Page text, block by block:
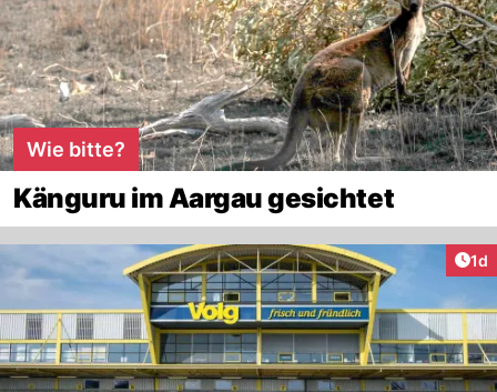
Wie bitte?
Känguru im Aargau gesichtet
1d